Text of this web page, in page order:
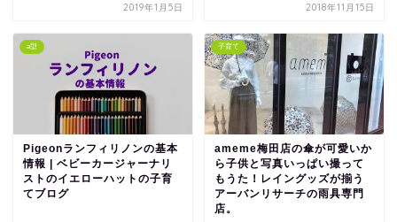
2019年1月5日 2018年11月15日
a型
Pigeonランフィリノンの基本
情報 | ベビーカージャーナリ
ストのイエローハットの子育
てブログ
子育て
ameme梅田店の傘が可愛いか
ら子供と写真いっぱい撮って
もうた！レイングッズが揃う
アーバンリサーチの雨具専門
店。